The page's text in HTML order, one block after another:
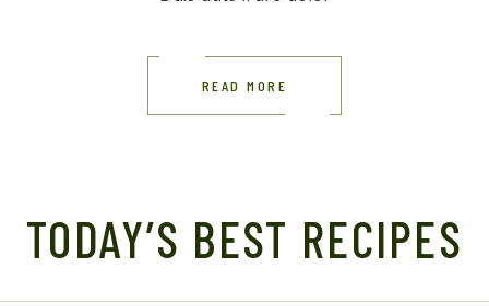
READ MORE
TODAY’S BEST RECIPES